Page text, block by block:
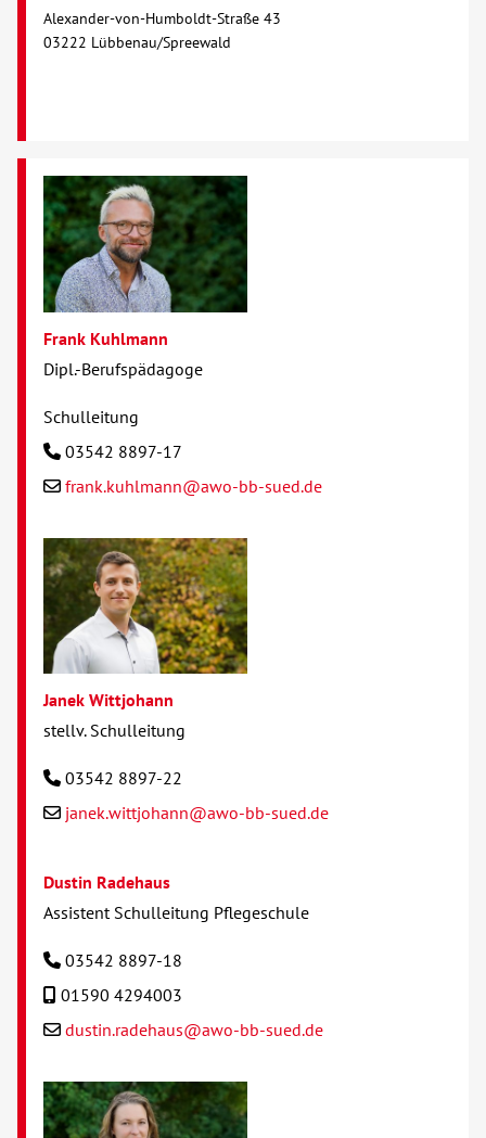
Alexander-von-Humboldt-Straße 43
03222 Lübbenau/Spreewald
Frank Kuhlmann
Dipl.-Berufspädagoge
Schulleitung
03542 8897-17
frank.kuhlmann@awo-bb-sued.de
Janek Wittjohann
stellv. Schulleitung
03542 8897-22
janek.wittjohann@awo-bb-sued.de
Dustin Radehaus
Assistent Schulleitung Pflegeschule
03542 8897-18
01590 4294003
dustin.radehaus@awo-bb-sued.de